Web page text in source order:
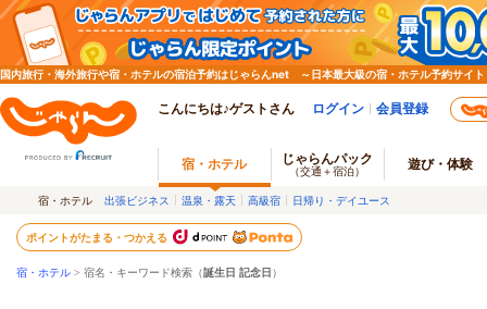
国内旅行・海外旅行や宿・ホテルの宿泊予約はじゃらんnet ～日本最大級の宿・ホテル予約サイト
こんにちは♪ゲストさん ログイン 会員登録
宿・ホテル じゃらんパック
（交通＋宿泊） 遊び・体験
宿・ホテル 出張ビジネス 温泉・露天 高級宿 日帰り・デイユース
ポイントがたまる・つかえる
宿・ホテル > 宿名・キーワード検索（誕生日 記念日 ）